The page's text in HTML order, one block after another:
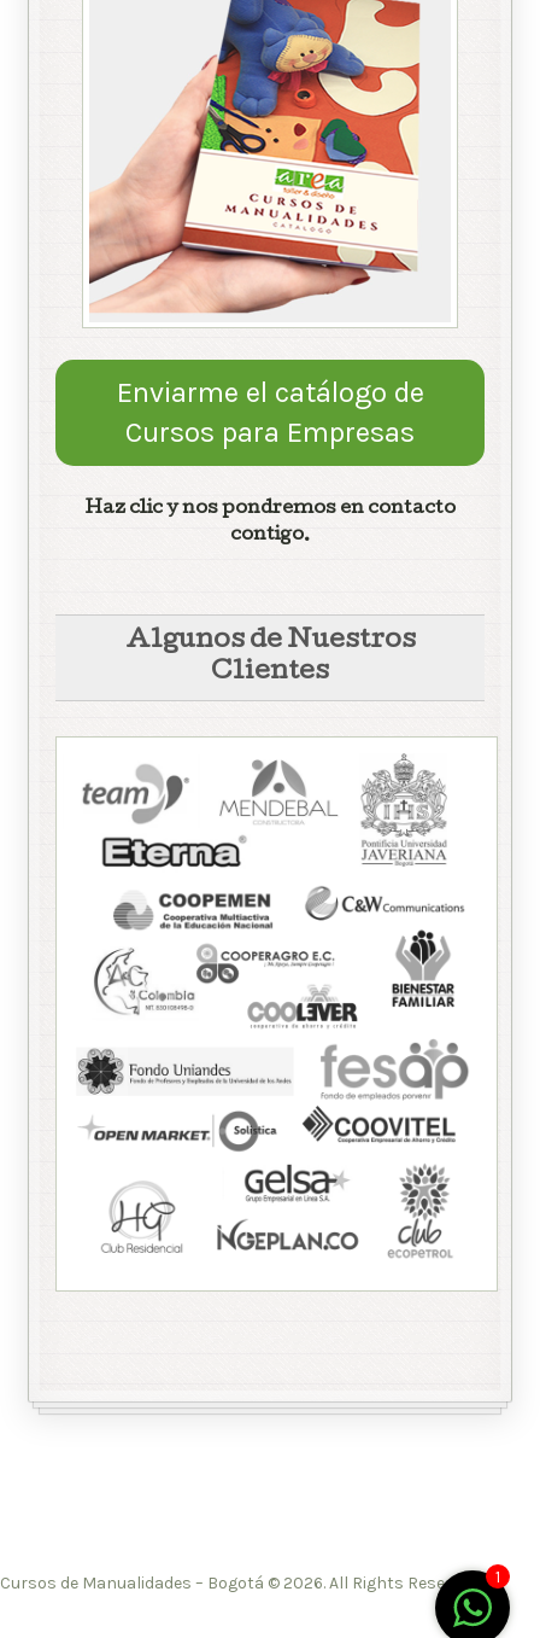
Enviarme el catálogo de
Cursos para Empresas
Haz clic y nos pondremos en contacto
contigo.
Algunos de Nuestros
Clientes
Cursos de Manualidades – Bogotá © 2026. All Rights Reserved. 1